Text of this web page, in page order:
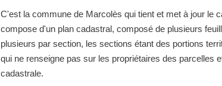
C'est la commune de Marcolès qui tient et met à jour le
compose d'un plan cadastral, composé de plusieurs
plusieurs par section, les sections étant des portions
qui ne renseigne pas sur les propriétaires des parcelles
cadastrale.